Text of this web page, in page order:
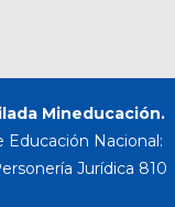
Mineducación.
Nacional:
Jurídica 810